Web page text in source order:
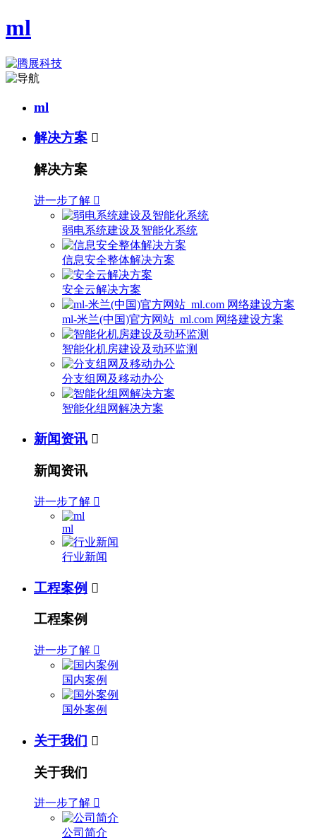
ml
ml
解决方案 
解决方案
进一步了解 
弱电系统建设及智能化系统
信息安全整体解决方案
安全云解决方案
ml-米兰(中国)官方网站_ml.com 网络建设方案
智能化机房建设及动环监测
分支组网及移动办公
智能化组网解决方案
新闻资讯 
新闻资讯
进一步了解 
ml
行业新闻
工程案例 
工程案例
进一步了解 
国内案例
国外案例
关于我们 
关于我们
进一步了解 
公司简介